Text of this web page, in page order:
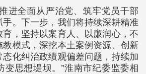
进全面从严治党、筑牢党员干部
。下一步，我们将持续深耕精准
，坚持以案育人、以廉润心，不
教模式，深挖本土案例资源、创新
化纠治政绩观偏差问题，持续加
变思想堤坝。”淮南市纪委监委相